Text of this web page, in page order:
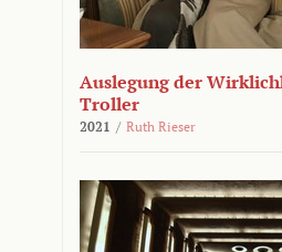
Auslegung der
Troller
2021 / Ruth Rieser